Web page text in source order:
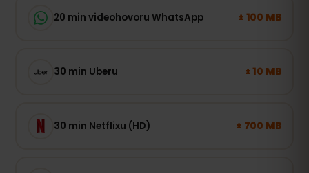
20 min videohovoru WhatsApp ± 100 MB
30 min Uberu ± 10 MB
30 min Netflixu (HD) ± 700 MB